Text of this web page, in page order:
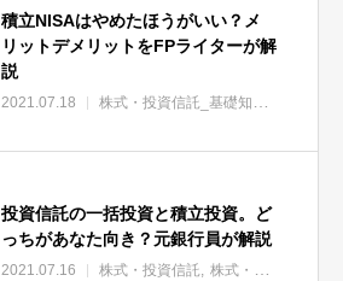
積立NISAはやめたほうがいい？メ
リットデメリットをFPライターが解
説
2021.07.18 株式・投資信託_基礎知識
投資信託の一括投資と積立投資。ど
っちがあなた向き？元銀行員が解説
2021.07.16 株式・投資信託 株式・投資信託_コラム